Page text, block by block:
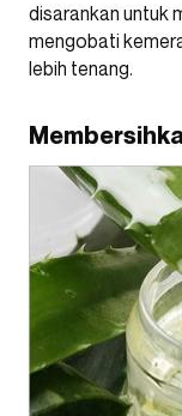
disarankan untuk
mengobati
lebih tenang.